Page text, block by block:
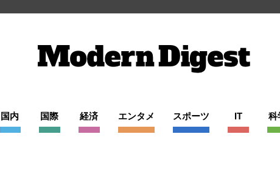
国内 国際 経済 エンタメ スポーツ IT 科